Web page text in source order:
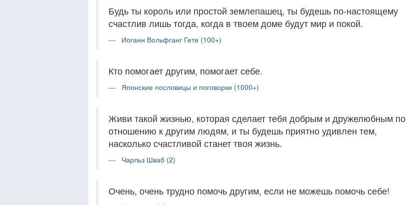
Будь ты король или простой землепашец, ты будешь по-настоящему
счастлив лишь тогда, когда в твоем доме будут мир и покой.
Иоганн Вольфганг Гете (100+)
Кто помогает другим, помогает себе.
Японские пословицы и поговорки (1000+)
Живи такой жизнью, которая сделает тебя добрым и дружелюбным по
отношению к другим людям, и ты будешь приятно удивлен тем,
насколько счастливой станет твоя жизнь.
Чарльз Шваб (2)
Очень, очень трудно помочь другим, если не можешь помочь себе!